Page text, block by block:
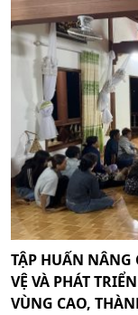
TẬP HUẤN NÂNG
VỆ VÀ PHÁT
VÙNG CAO,